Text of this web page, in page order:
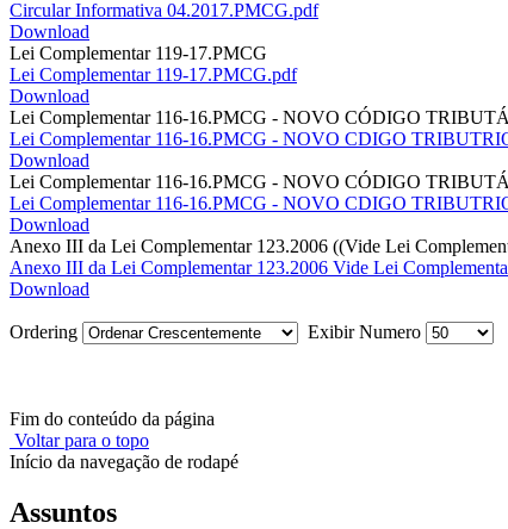
Circular Informativa 04.2017.PMCG.pdf
Download
Lei Complementar 119-17.PMCG
Lei Complementar 119-17.PMCG.pdf
Download
Lei Complementar 116-16.PMCG - NOVO CÓDIGO
Lei Complementar 116-16.PMCG - NOVO CDIGO
Download
Lei Complementar 116-16.PMCG - NOVO CÓDIGO
Lei Complementar 116-16.PMCG - NOVO CDIGO
Download
Anexo III da Lei Complementar 123.2006 ((Vide Lei
Anexo III da Lei Complementar 123.2006 Vide Lei
Download
Ordering Exibir Numero
Fim do conteúdo da página
Voltar para o topo
Início da navegação de rodapé
Assuntos